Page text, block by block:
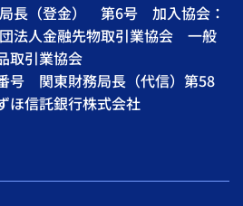
長（登金） 第6号 加入協会：
法人金融先物取引業協会 一般
取引業協会
号 関東財務局長（代信）第58
信託銀行株式会社